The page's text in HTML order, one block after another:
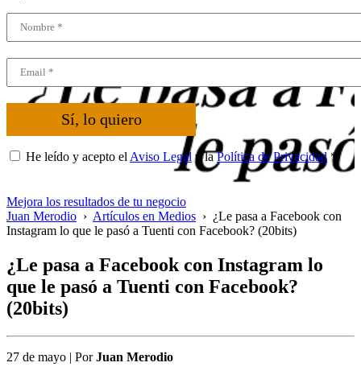
Sí, lo quiero
He leído y acepto el Aviso Legal y laPolítica de Privacidad *
Mejora los resultados de tu negocio
Juan Merodio › Artículos en Medios › ¿Le pasa a Facebook con
Instagram lo que le pasó a Tuenti con Facebook? (20bits)
¿Le pasa a Facebook con Instagram lo
que le pasó a Tuenti con Facebook?
(20bits)
27 de mayo | PorJuan Merodio